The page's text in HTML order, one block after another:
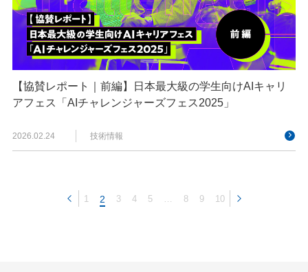
【協賛レポート｜前編】日本最大級の学生向けAIキャリ
アフェス「AIチャレンジャーズフェス2025」
2026.02.24 技術情報
1 2 3 4 5 8 9 10